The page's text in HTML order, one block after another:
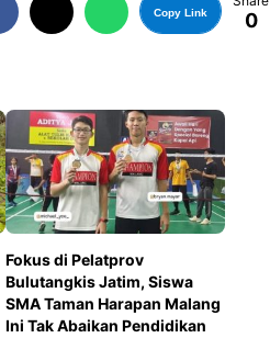
Copy Link 0
Fokus di Pelatprov
Bulutangkis Jatim, Siswa
SMA Taman Harapan Malang
Ini Tak Abaikan Pendidikan